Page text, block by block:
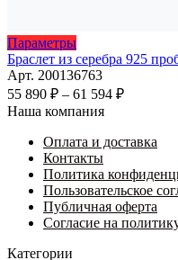
ПараметрыЭтот
товар
имеет
несколько
вариаций.
можно
выбрать
на
странице
товара.
Браслет из серебра 925
Арт. 200136763
55 890 ₽ – 61 594 ₽Диапазон
890 ₽
61
594 ₽
Наша компания
Оплата и доставка
Контакты
Политика
Пользовательское
Публичная оферта
Согласие на
Категории